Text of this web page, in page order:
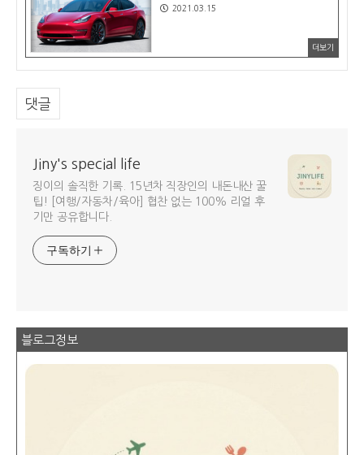
2021.03.15
더보기
댓글
Jiny's special life
징이의 솔직한 기록. 15년차 직장인의 내돈내산 꿀
팁! [여행/자동차/육아] 협찬 없는 100% 리얼 후
기만 공유합니다.
구독하기
블로그정보